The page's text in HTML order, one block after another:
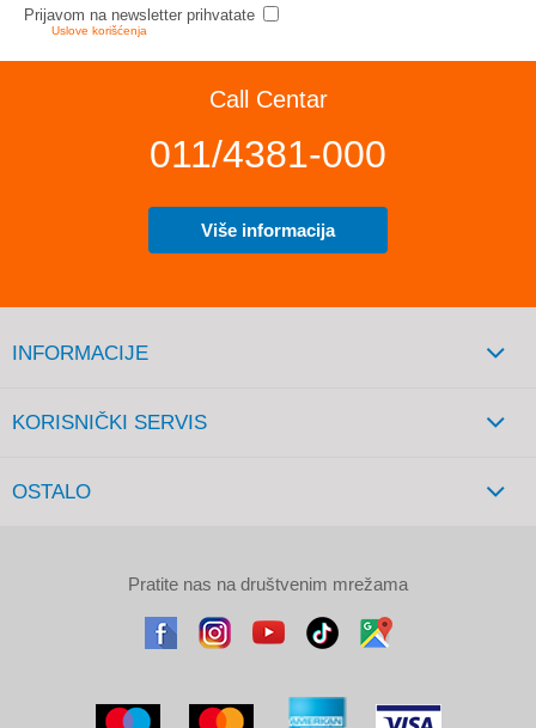
Prijavom na newsletter prihvatate
Uslove korišćenja
Call Centar
011/4381-000
Više informacija
INFORMACIJE
KORISNIČKI SERVIS
OSTALO
Pratite nas na društvenim mrežama